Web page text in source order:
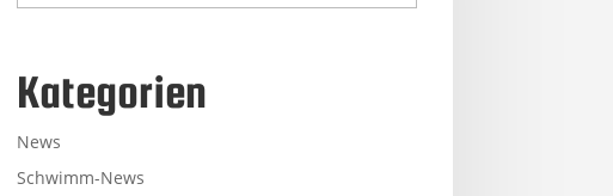
Kategorien
News
Schwimm-News